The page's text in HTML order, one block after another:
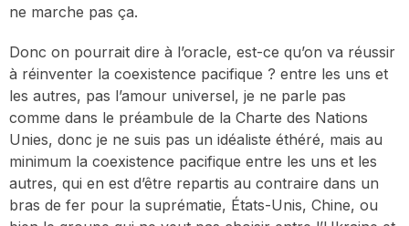
ne marche pas ça.
Donc on pourrait dire à l’oracle, est-ce qu’on va réussir
à réinventer la coexistence pacifique ? entre les uns et
les autres, pas l’amour universel, je ne parle pas
comme dans le préambule de la Charte des Nations
Unies, donc je ne suis pas un idéaliste éthéré, mais au
minimum la coexistence pacifique entre les uns et les
autres, qui en est d’être repartis au contraire dans un
bras de fer pour la suprématie, États-Unis, Chine, ou